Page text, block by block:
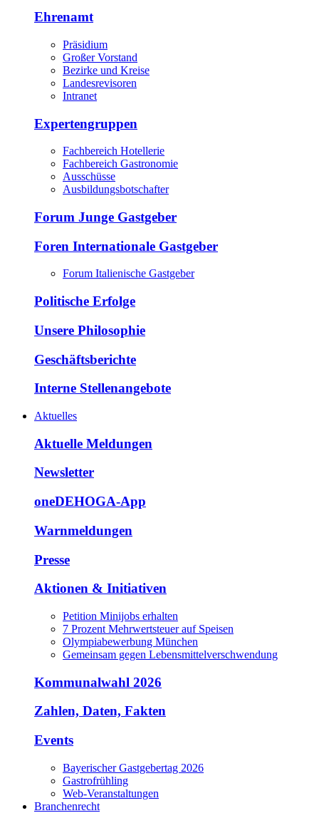
Ehrenamt
Präsidium
Großer Vorstand
Bezirke und Kreise
Landesrevisoren
Intranet
Expertengruppen
Fachbereich Hotellerie
Fachbereich Gastronomie
Ausschüsse
Ausbildungsbotschafter
Forum Junge Gastgeber
Foren Internationale Gastgeber
Forum Italienische Gastgeber
Politische Erfolge
Unsere Philosophie
Geschäftsberichte
Interne Stellenangebote
Aktuelles
Aktuelle Meldungen
Newsletter
oneDEHOGA-App
Warnmeldungen
Presse
Aktionen & Initiativen
Petition Minijobs erhalten
7 Prozent Mehrwertsteuer auf Speisen
Olympiabewerbung München
Gemeinsam gegen Lebensmittelverschwendung
Kommunalwahl 2026
Zahlen, Daten, Fakten
Events
Bayerischer Gastgebertag 2026
Gastrofrühling
Web-Veranstaltungen
Branchenrecht